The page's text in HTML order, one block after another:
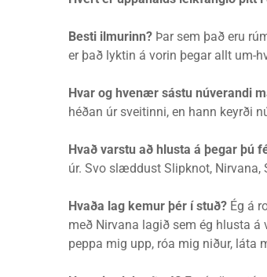
Besti ilmurinn? Þar sem það eru
er það lyktin á vorin þegar allt um-
Hvar og hvenær sástu núverandi
héðan úr sveitinni, en hann keyrði
Hvað varstu að hlusta á þegar þú
úr. Svo slæddust Slipknot, Nirvana,
Hvaða lag kemur þér í stuð? Ég á
með Nirvana lagið sem ég hlusta
peppa mig upp, róa mig niður, láta